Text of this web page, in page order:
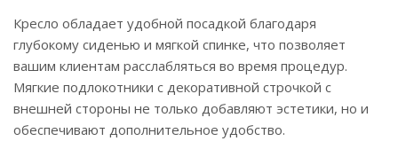
Кресло обладает удобной посадкой благодаря
глубокому сиденью и мягкой спинке, что позволяет
вашим клиентам расслабляться во время процедур.
Мягкие подлокотники с декоративной строчкой с
внешней стороны не только добавляют эстетики, но и
обеспечивают дополнительное удобство.